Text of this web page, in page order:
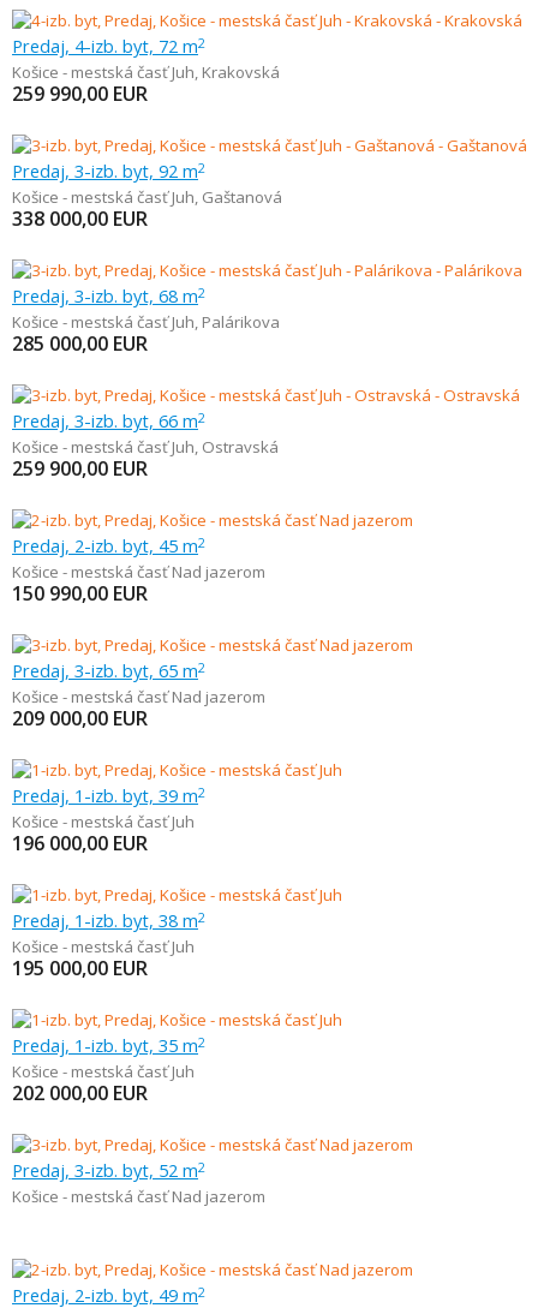
Predaj, 4-izb. byt, 72 m2
Košice - mestská časť Juh, Krakovská
259 990,00 EUR
Predaj, 3-izb. byt, 92 m2
Košice - mestská časť Juh, Gaštanová
338 000,00 EUR
Predaj, 3-izb. byt, 68 m2
Košice - mestská časť Juh, Palárikova
285 000,00 EUR
Predaj, 3-izb. byt, 66 m2
Košice - mestská časť Juh, Ostravská
259 900,00 EUR
Predaj, 2-izb. byt, 45 m2
Košice - mestská časť Nad jazerom
150 990,00 EUR
Predaj, 3-izb. byt, 65 m2
Košice - mestská časť Nad jazerom
209 000,00 EUR
Predaj, 1-izb. byt, 39 m2
Košice - mestská časť Juh
196 000,00 EUR
Predaj, 1-izb. byt, 38 m2
Košice - mestská časť Juh
195 000,00 EUR
Predaj, 1-izb. byt, 35 m2
Košice - mestská časť Juh
202 000,00 EUR
Predaj, 3-izb. byt, 52 m2
Košice - mestská časť Nad jazerom
Predaj, 2-izb. byt, 49 m2